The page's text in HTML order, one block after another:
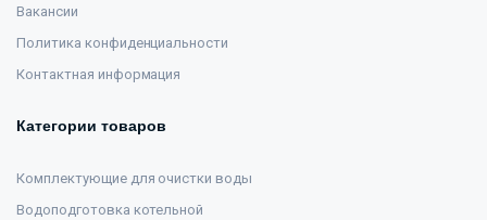
Вакансии
Политика конфиденциальности
Контактная информация
Категории товаров
Комплектующие для очистки воды
Водоподготовка котельной